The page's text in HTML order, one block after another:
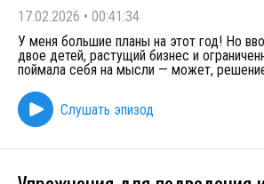
17.02.2026 • 00:41:34
У меня большие планы на этот год! Но
двое детей, растущий бизнес и
поймала себя на мысли — может,
Слушать эпизод